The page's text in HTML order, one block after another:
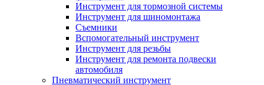
Инструмент для тормозной системы
Инструмент для шиномонтажа
Съемники
Вспомогательный инструмент
Инструмент для резьбы
Инструмент для ремонта подвески
автомобиля
Пневматический инструмент